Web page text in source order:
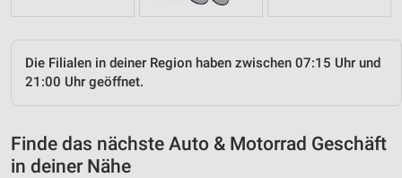
Die Filialen in deiner Region haben zwischen 07:15 Uhr und
21:00 Uhr geöffnet.
Finde das nächste Auto & Motorrad Geschäft
in deiner Nähe